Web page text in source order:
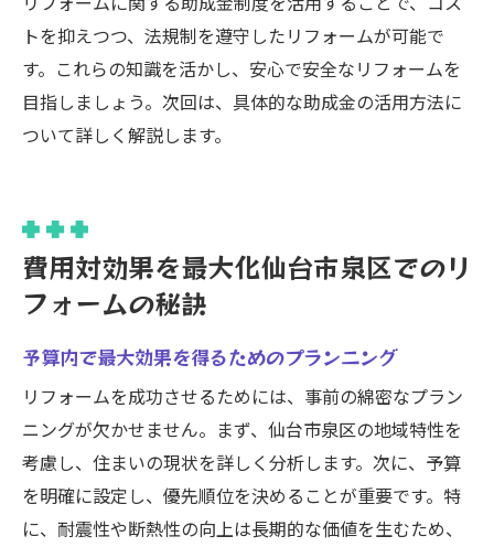
トを抑えつつ、法規制を遵守したリフォームが可能で
す。これらの知識を活かし、安心で安全なリフォームを
目指しましょう。次回は、具体的な助成金の活用方法に
ついて詳しく解説します。
費用対効果を最大化仙台市泉区でのリ
フォームの秘訣
予算内で最大効果を得るためのプランニング
リフォームを成功させるためには、事前の綿密なプラン
ニングが欠かせません。まず、仙台市泉区の地域特性を
考慮し、住まいの現状を詳しく分析します。次に、予算
を明確に設定し、優先順位を決めることが重要です。特
に、耐震性や断熱性の向上は長期的な価値を生むため、